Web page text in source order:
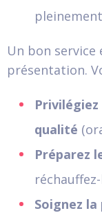
Un bon
présentation.
qualité
Préparez
Soignez